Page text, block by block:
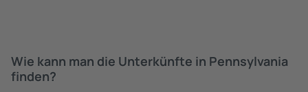
Wie kann man die Unterkünfte in Pennsylvania
finden?